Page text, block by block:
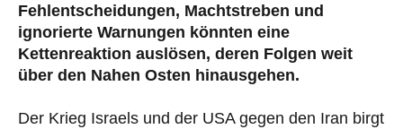
Fehlentscheidungen, Machtstreben und
ignorierte Warnungen könnten eine
Kettenreaktion auslösen, deren Folgen weit
über den Nahen Osten hinausgehen.
Der Krieg Israels und der USA gegen den Iran birgt